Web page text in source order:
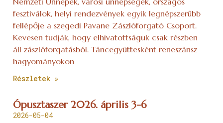
fesztiválok, helyi rendezvények egyik legnépszerűbb
fellépője a szegedi Pavane Zászlóforgató Csoport.
Kevesen tudják, hogy elhivatottságuk csak részben
áll zászlóforgatásból. Táncegyüttesként reneszánsz
hagyományokon
Részletek »
Ópusztaszer 2026. április 3-6
2026-05-04